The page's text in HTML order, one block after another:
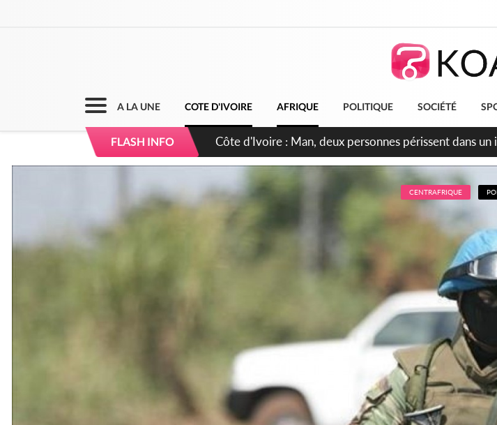
A LA UNE COTE D'IVOIRE AFRIQUE POLITIQUE SOCIÉTÉ
FLASH INFO
Côte d'Ivoire : Séileu, la célébration de la fête
dépigmentants dangereux
CENTRAFRIQUE